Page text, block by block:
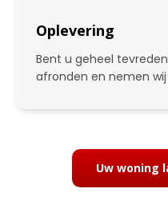
Oplevering
Bent u geheel
afronden en nemen
Uw woning